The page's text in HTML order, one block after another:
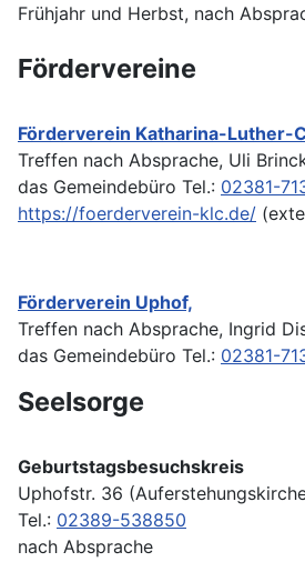
Frühjahr und Herbst, nach
Fördervereine
Förderverein Katharina-Luther-
Treffen nach Absprache, Uli
das Gemeindebüro Tel.: 02381-
https://foerderverein-klc.de/
Förderverein Uphof,
Treffen nach Absprache, Ingrid
das Gemeindebüro Tel.: 02381-
Seelsorge
Geburtstagsbesuchskreis
Uphofstr. 36
Tel.: 02389-538850
nach Absprache